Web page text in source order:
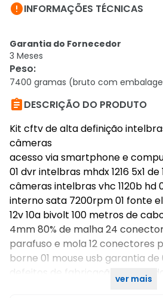
INFORMAÇÕES TÉCNICAS
Garantia do Fornecedor
3 Meses
Peso:
7400 gramas (bruto com
DESCRIÇÃO DO PRODUTO
Kit cftv de alta definição
câmeras
acesso via smartphone e
01 dvr intelbras mhdx 1216 5x1 de
câmeras intelbras vhc 1120b hd
interno sata 7200rpm 01 fonte
12v 10a bivolt 100 metros de
4mm 80% de malha 24
parafuso e mola 12 conectores
borne 01 mouse usb garantia de
defeitos de fabricação para
ver mais